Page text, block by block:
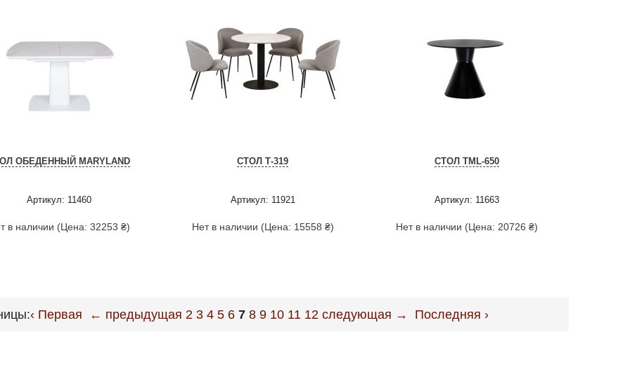
ОБЕДЕННЫЙ MARYLAND
Артикул: 11460
в наличии (Цена: 32253 ₴)
СТОЛ Т-319
Артикул: 11921
Нет в наличии (Цена: 15558 ₴)
СТОЛ TML-650
Артикул: 11663
Нет в наличии (Цена: 20726 ₴)
‹ Первая ← предыдущая 2 3 4 5 6 7 8 9 10 11 12 следующая → Последняя ›